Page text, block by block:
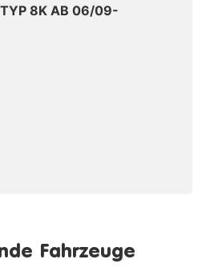
8K AB 06/09-
Fahrzeuge